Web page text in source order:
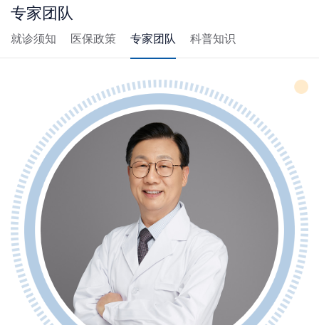
专家团队
就诊须知 医保政策 专家团队 科普知识